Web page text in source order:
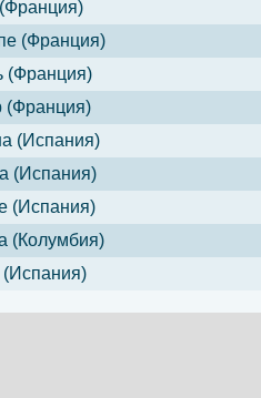
(Франция)
(Франция)
(Франция)
(Испания)
(Испания)
(Испания)
(Колумбия)
(Испания)